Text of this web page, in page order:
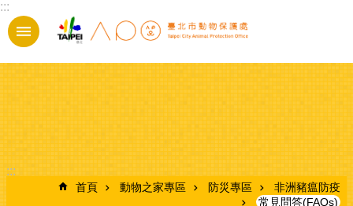
跳到主要內容區塊
:::
:::
首頁 動物之家專區 防災專區
非洲豬瘟防疫
常見問答(FAQs)